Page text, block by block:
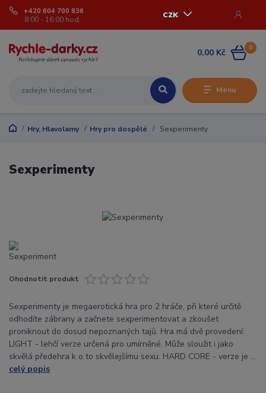
Menu
CZK
+420 604 700 836
8:00 - 16:00 hod.
0
0,00 Kč
Hry, Hlavolamy Hry pro dospělé Sexperimenty
Sexperimenty
Ohodnotit produkt
Sexperimenty je megaerotická hra pro 2 hráče, při které určitě
odhodíte zábrany a začnete sexperimentovat a zkoušet
proniknout do dosud nepoznaných tajů. Hra má dvě provedení:
LIGHT - lehčí verze určená pro umírněné. Může sloužit i jako
skvělá předehra k o to skvělejšímu sexu. HARD CORE - verze je ...
celý popis